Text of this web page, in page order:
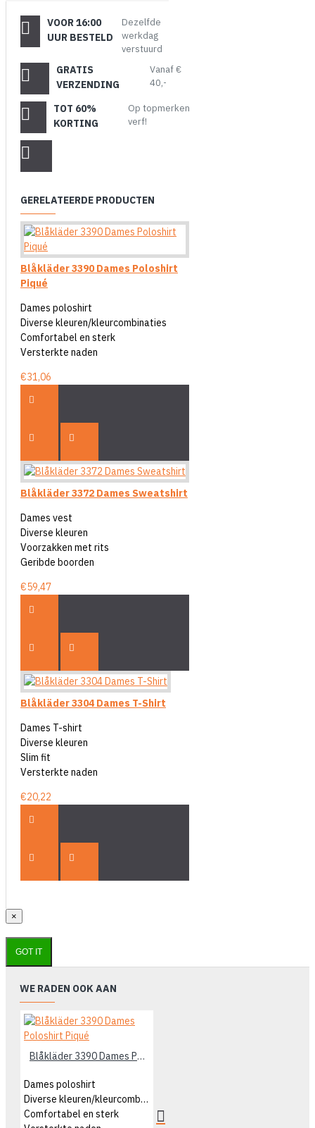
VOOR 16:00
UUR BESTELD
Dezelfde
werkdag
verstuurd
GRATIS
VERZENDING
Vanaf €
40,-
TOT 60%
KORTING
Op topmerken
verf!
GERELATEERDE PRODUCTEN
Blåkläder 3390 Dames Poloshirt
Piqué
Dames poloshirt
Diverse kleuren/kleurcombinaties
Comfortabel en sterk
Versterkte naden
€31,06
Blåkläder 3372 Dames Sweatshirt
Dames vest
Diverse kleuren
Voorzakken met rits
Geribde boorden
€59,47
Blåkläder 3304 Dames T-Shirt
Dames T-shirt
Diverse kleuren
Slim fit
Versterkte naden
€20,22
×
GOT IT
WE RADEN OOK AAN
Blåkläder 3390 Dames Poloshirt Piqué
Dames poloshirt
Diverse kleuren/kleurcombinaties
Comfortabel en sterk